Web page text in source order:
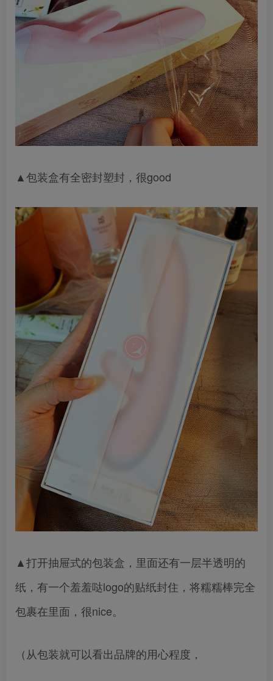
▲包装盒有全密封塑封，很good
▲打开抽屉式的包装盒，里面还有一层半透明的
纸，有一个羞羞哒logo的贴纸封住，将糯糯棒完全
包裹在里面，很nice。
（从包装就可以看出品牌的用心程度，